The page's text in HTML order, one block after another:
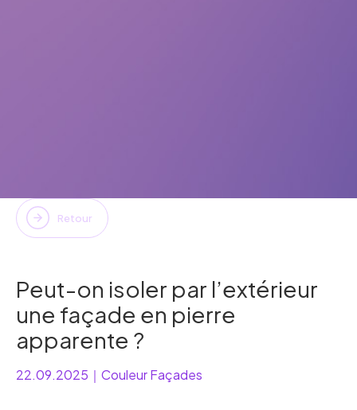
Retour
Peut-on isoler par l’extérieur
une façade en pierre
apparente ?
22.09.2025 ｜ Couleur Façades